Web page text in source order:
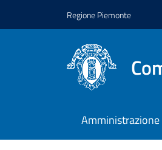
Regione Piemonte
Amministrazione